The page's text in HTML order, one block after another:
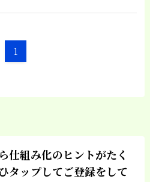
1
仕組み化のヒントがたく
タップしてご登録をして